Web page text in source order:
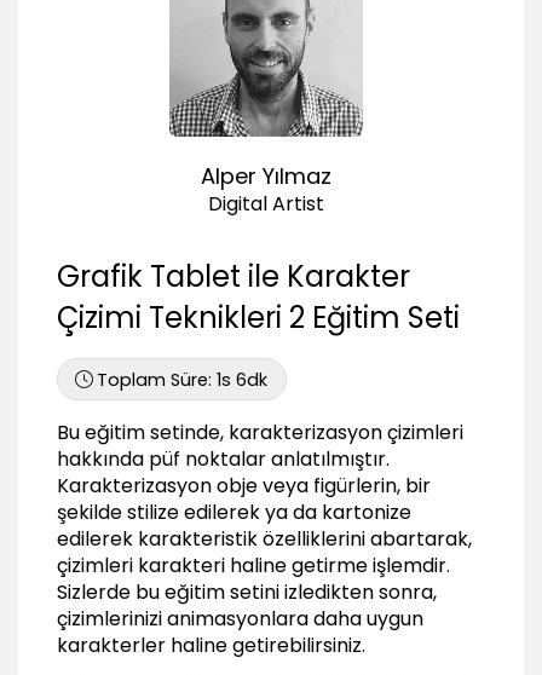
Alper Yılmaz
Digital Artist
Grafik Tablet ile Karakter
Çizimi Teknikleri 2 Eğitim Seti
Toplam Süre:1s 6dk
Bu eğitim setinde, karakterizasyon çizimleri
hakkında püf noktalar anlatılmıştır.
Karakterizasyon obje veya figürlerin, bir
şekilde stilize edilerek ya da kartonize
edilerek karakteristik özelliklerini abartarak,
çizimleri karakteri haline getirme işlemdir.
Sizlerde bu eğitim setini izledikten sonra,
çizimlerinizi animasyonlara daha uygun
karakterler haline getirebilirsiniz.